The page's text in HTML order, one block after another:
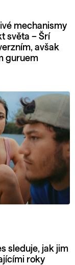
mechanismy
světa – Šrí
avšak
guruem
sleduje, jak jim
roky